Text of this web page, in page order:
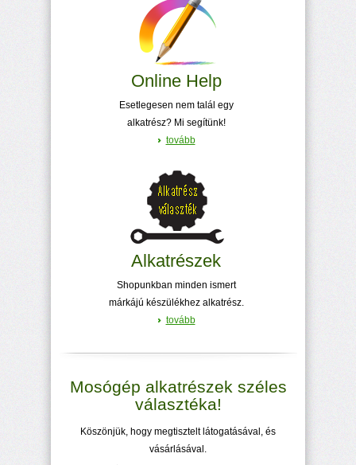
Online Help
Esetlegesen nem talál egy
alkatrész? Mi segítünk!
tovább
Alkatrészek
Shopunkban minden ismert
márkájú készülékhez alkatrész.
tovább
Mosógép alkatrészek széles
választéka!
Köszönjük, hogy megtisztelt látogatásával, és
vásárlásával.